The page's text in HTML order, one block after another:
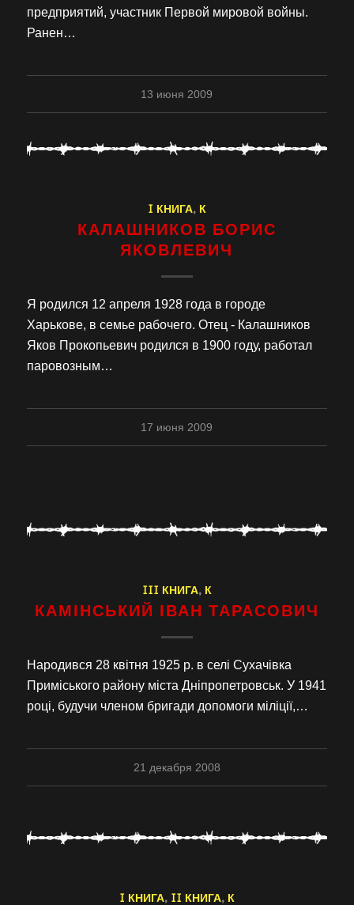
предприятий, участник Первой мировой войны.
Ранен…
13 июня 2009
I КНИГА, К
КАЛАШНИКОВ БОРИС
ЯКОВЛЕВИЧ
Я родился 12 апреля 1928 года в городе
Харькове, в семье рабочего. Отец - Калашников
Яков Прокопьевич родился в 1900 году, работал
паровозным…
17 июня 2009
III КНИГА, К
КАМІНСЬКИЙ ІВАН ТАРАСОВИЧ
Народився 28 квітня 1925 р. в селі Сухачівка
Приміського району міста Дніпропетровськ. У 1941
році, будучи членом бригади допомоги міліції,…
21 декабря 2008
I КНИГА, II КНИГА, К